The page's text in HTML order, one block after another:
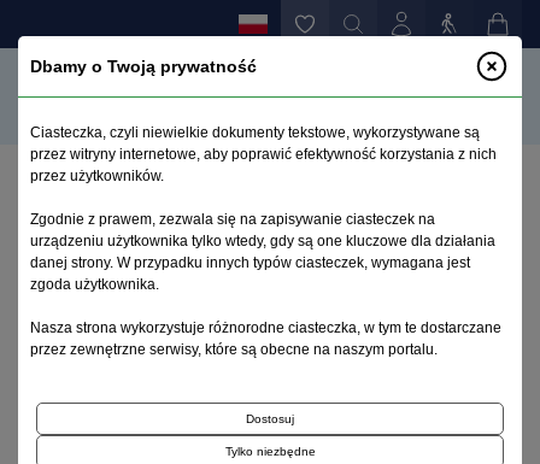
Archiwum 1992–2014
1998, tom 7, zeszyt 2
Dbamy o Twoją prywatność
Ciasteczka, czyli niewielkie dokumenty tekstowe, wykorzystywane są
przez witryny internetowe, aby poprawić efektywność korzystania z nich
przez użytkowników.
Zgodnie z prawem, zezwala się na zapisywanie ciasteczek na
urządzeniu użytkownika tylko wtedy, gdy są one kluczowe dla działania
danej strony. W przypadku innych typów ciasteczek, wymagana jest
zgoda użytkownika.
Nasza strona wykorzystuje różnorodne ciasteczka, w tym te dostarczane
przez zewnętrzne serwisy, które są obecne na naszym portalu.
Dostosuj
Tylko niezbędne